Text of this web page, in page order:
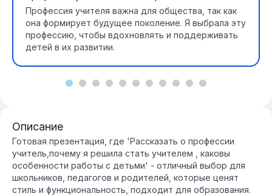
Профессия учителя важна для общества, так как
она формирует будущее поколение. Я выбрала эту
профессию, чтобы вдохновлять и поддерживать
детей в их развитии.
Описание
Готовая презентация, где 'Рассказать о профессии
учитель,почему я решила стать учителем , каковы
особенности работы с детьми' - отличный выбор для
школьников, педагогов и родителей, которые ценят
стиль и функциональность, подходит для образования.